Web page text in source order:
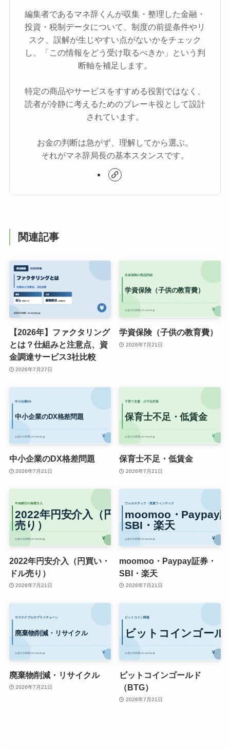
編集者であるマネ辞くんが収集・整理した金融・
投資・税制データについて、制度の前提条件やリ
スク、誤解が生じやすい点がないかをチェック
し、「この情報をどう受け取るべきか」という判
断軸を補足します。
特定の商品やサービスをすすめる役割ではなく、
読者が冷静に考えるためのブレーキ役として設計
されています。
お金の判断は急がず、理解してから選ぶ。
それがマネ辞局長の基本スタンスです。
関連記事
【2026年】ファクタリング
とは？仕組みと注意点、資
金調達サービス3社比較
2026年7月27日
学資保険（子供の教育費）
2026年7月21日
中小企業のDX格差問題
2026年7月21日
保育士不足・低賃金
2026年7月21日
2022年円安介入（円買い・
ドル売り）
2026年7月21日
moomoo・Paypay証券・
SBI・楽天
2026年7月21日
廃棄物削減・リサイクル
2026年7月21日
ビットコインゴールド
（BTG）
2026年7月21日